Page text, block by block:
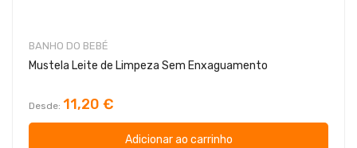
BANHO DO BEBÉ
Mustela Leite de Limpeza Sem Enxaguamento
Desde 11,20 €
Adicionar ao carrinho